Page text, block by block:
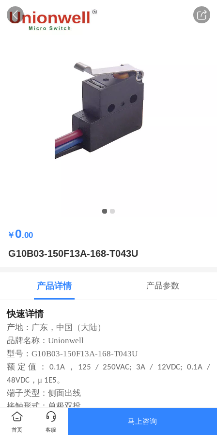
￥ 0.00
G10B03-150F13A-168-T043U
产品详情 产品参数
快速详情
产地：广东，中国（大陆）
品牌名称：Unionwell
型号：G10B03-150F13A-168-T043U
额定值
： 0.1A，
125 / 250VAC; 3A / 12VDC; 0.1A /
48VDC ，μ 1E5。
端子类型 ：侧面出线
接触形式 ：单极双投
操作柄
类型：特殊手柄式按挚
安规认证：所有产品获得全球主要安规认证。
首页 客服
马上咨询